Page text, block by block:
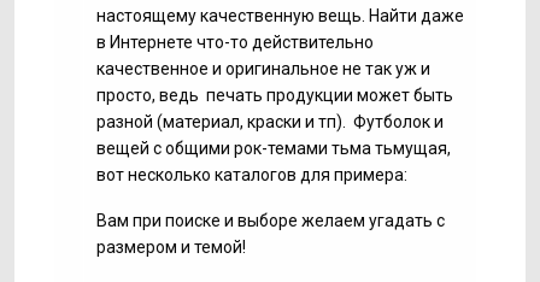
настоящему качественную вещь. Найти даже
в Интернете что-то действительно
качественное и оригинальное не так уж и
просто, ведь печать продукции может быть
разной (материал, краски и тп). Футболок и
вещей с общими рок-темами тьма тьмущая,
вот несколько каталогов для примера:
Вам при поиске и выборе желаем угадать с
размером и темой!